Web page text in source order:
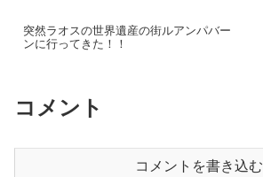
突然ラオスの世界遺産の街ルアンパバー
ンに行ってきた！！
コメント
コメントを書き込む